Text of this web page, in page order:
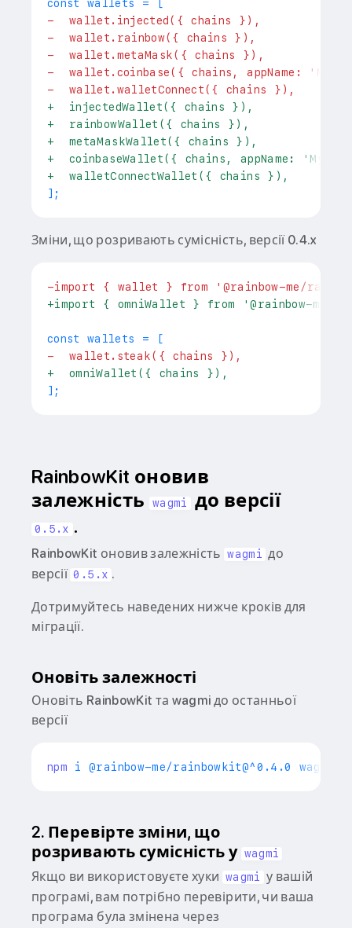
-
  wallet.injected({ chains }),
-
  wallet.rainbow({ chains }),
-
  wallet.metaMask({ chains }),
-
wallet.coinbase({ chains, appName: 'My
-
  wallet.walletConnect({ chains }),
+
  injectedWallet({ chains }),
+
  rainbowWallet({ chains }),
+
  metaMaskWallet({ chains }),
+
coinbaseWallet({ chains, appName: 'My
+
  walletConnectWallet({ chains }),
Зміни, що розривають сумісність, версії 0.4.x
-import { wallet } from '@rainbow-me/
+import { omniWallet } from '@rainbow-me/
-
  wallet.steak({ chains }),
+
  omniWallet({ chains }),
RainbowKit оновив
залежність
wagmi до версії
0.5.x .
RainbowKit оновив залежність wagmi
до
версії 0.5.x .
Дотримуйтесь наведених нижче кроків для
міграції.
Оновіть залежності
Оновіть RainbowKit та wagmi до останньої
версії
npm
2. Перевірте зміни, що
розривають сумісність у wagmi
Якщо ви використовуєте хуки wagmi
у вашій
програмі, вам потрібно перевірити, чи ваша
програма була змінена через